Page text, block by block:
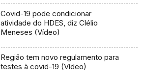
Covid-19 pode condicionar
atividade do HDES, diz Clélio
Meneses (Vídeo)
Região tem novo regulamento para
testes à covid-19 (Vídeo)